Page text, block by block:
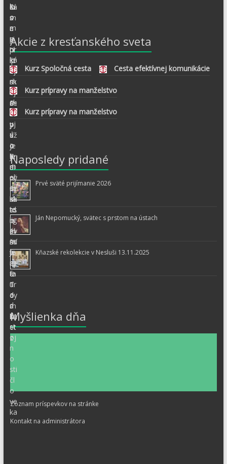
Akcie z kresťanského sveta
Kurz Spoločná cesta Cesta efektívnej komunikácie
Kurz prípravy na manželstvo
Kurz prípravy na manželstvo
Naposledy pridané
Prvé sväté prijímanie 2026
Ján Nepomucký, svätec s prstom na ústach
Kňazské rekolekcie v Nesluši 13.11.2025
Myšlienka dňa
Zoznam príspevkov na stránke
Kontakt na administrátora